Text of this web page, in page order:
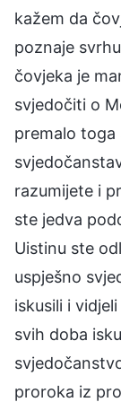
kažem da
poznaje
čovjeka je
svjedočiti o
premalo toga
razumijete i
ste jedva
Uistinu ste
uspješno
iskusili i
svih doba
proroka iz